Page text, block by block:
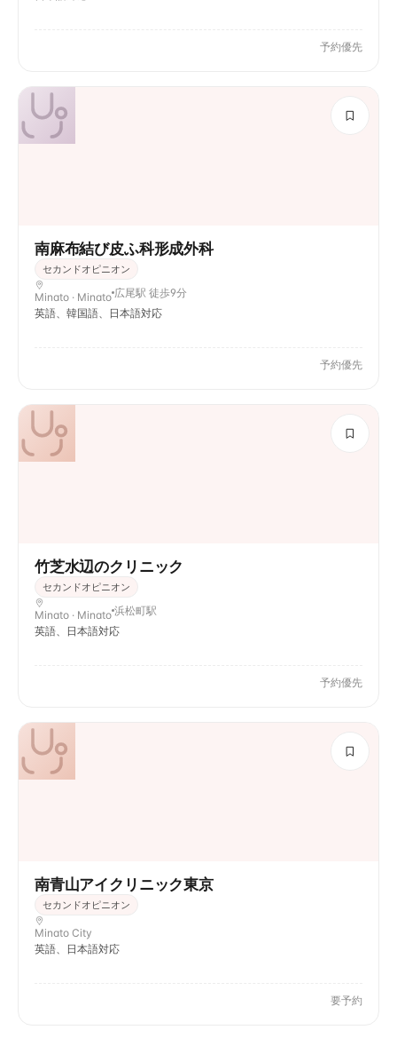
予約優先
南麻布結び皮ふ科形成外科
セカンドオピニオン
Minato · Minato 広尾駅 徒歩9分
英語、韓国語、日本語対応
予約優先
竹芝水辺のクリニック
セカンドオピニオン
Minato · Minato 浜松町駅
英語、日本語対応
予約優先
南青山アイクリニック東京
セカンドオピニオン
Minato City
英語、日本語対応
要予約